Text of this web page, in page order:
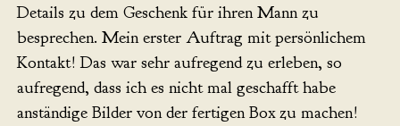
Details zu dem Geschenk für ihren Mann zu
besprechen. Mein erster Auftrag mit persönlichem
Kontakt! Das war sehr aufregend zu erleben, so
aufregend, dass ich es nicht mal geschafft habe
anständige Bilder von der fertigen Box zu machen!